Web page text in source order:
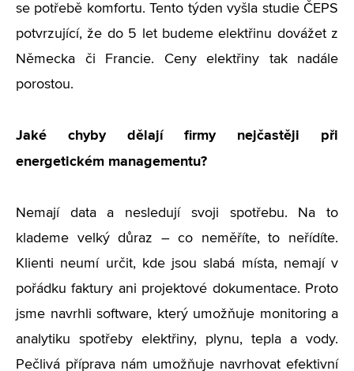
se potřebě komfortu. Tento týden vyšla studie ČEPS
potvrzující, že do 5 let budeme elektřinu dovážet z
Německa či Francie. Ceny elektřiny tak nadále
porostou.
Jaké chyby dělají firmy nejčastěji při
energetickém managementu?
Nemají data a nesledují svoji spotřebu. Na to
klademe velký důraz – co neměříte, to neřídíte.
Klienti neumí určit, kde jsou slabá místa, nemají v
pořádku faktury ani projektové dokumentace. Proto
jsme navrhli software, který umožňuje monitoring a
analytiku spotřeby elektřiny, plynu, tepla a vody.
Pečlivá příprava nám umožňuje navrhovat efektivní